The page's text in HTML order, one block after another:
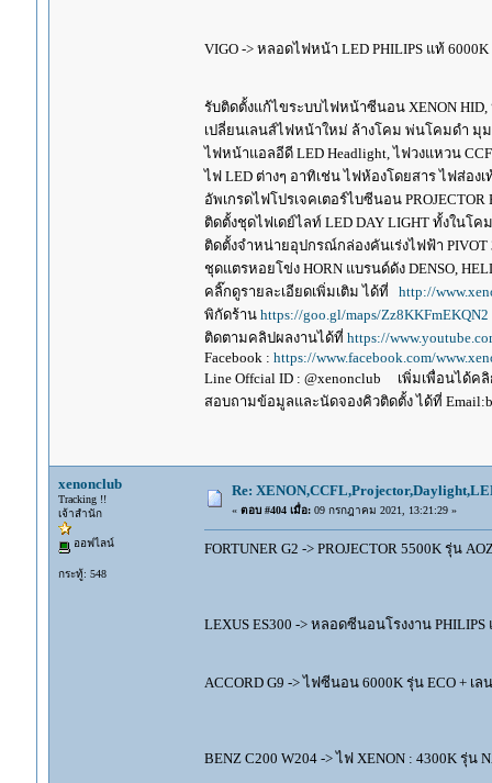
VIGO -> หลอดไฟหน้า LED PHILIPS แท้ 6000K
รับติดตั้งแก้ไขระบบไฟหน้าซีนอน XENON
เปลี่ยนเลนส์ไฟหน้าใหม่ ล้างโคม พ่นโคมดำ มุ
ไฟหน้าแอลอีดี LED Headlight, ไฟวงแหวน
ไฟ LED ต่างๆ อาทิเช่น ไฟห้องโดยสาร ไฟส่อ
อัพเกรดไฟโปรเจคเตอร์ไบซีนอน
ติดตั้งชุดไฟเดย์ไลท์ LED DAY LIGHT ทั้งในโ
ติดตั้งจำหน่ายอุปกรณ์กล่องคันเร่งไฟฟ้า PIVOT
ชุดแตรหอยโข่ง HORN แบรนด์ดัง DENSO,
คลิ๊กดูรายละเอียดเพิ่มเติม ได้ที่ http://
พิกัดร้าน https://goo.gl/maps/Zz8KKFmEKQN2
ติดตามคลิปผลงานได้ที่ https://
Facebook : https://www.facebook.com/
Line Offcial ID : @xenonclub เพิ่มเพื่อนได้ค
สอบถามข้อมูลและนัดจองคิวติดตั้ง ได้ที่
xenonclub
Tracking !!
เจ้าสำนัก
ออฟไลน์
กระทู้: 548
Re:
« ตอบ #404 เมื่อ:09 กรกฎาคม 2021, 13:21:29 »
FORTUNER G2 -> PROJECTOR 5500K รุ่น
LEXUS ES300 -> หลอดซีนอนโรงงาน PHILIPS
ACCORD G9 -> ไฟซีนอน 6000K รุ่น ECO + เ
BENZ C200 W204 -> ไฟ XENON : 4300K รุ่น